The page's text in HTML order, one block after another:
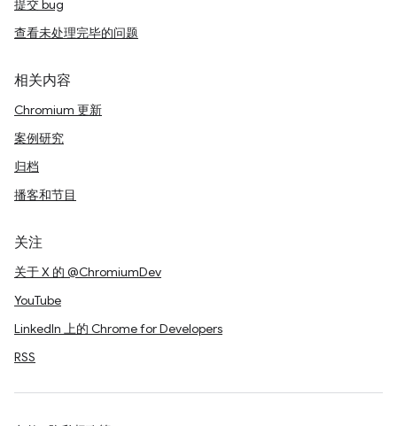
提交 bug
查看未处理完毕的问题
相关内容
Chromium 更新
案例研究
归档
播客和节目
关注
关于 X 的 @ChromiumDev
YouTube
LinkedIn 上的 Chrome for Developers
RSS